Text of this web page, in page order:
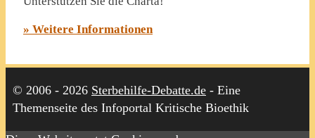
» Weitere Informationen
© 2006 - 2026 Sterbehilfe-Debatte.de - Eine
Themenseite des Infoportal Kritische Bioethik